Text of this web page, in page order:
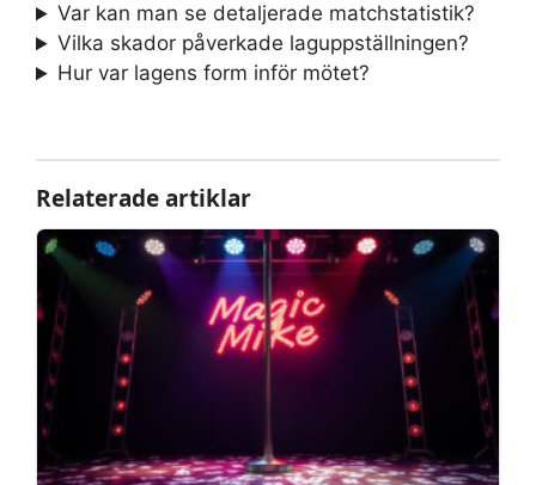
Var kan man se detaljerade matchstatistik?
Vilka skador påverkade laguppställningen?
Hur var lagens form inför mötet?
Relaterade artiklar